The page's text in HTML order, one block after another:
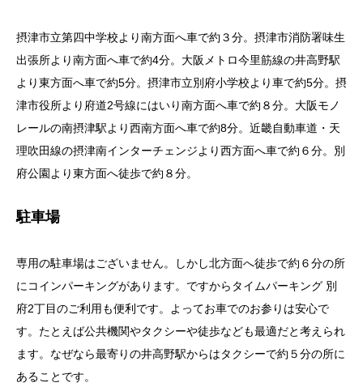
摂津市立第四中学校より南方面へ車で約３分。摂津市消防署味生
出張所より南方面へ車で約4分。大阪メトロ今里筋線の井高野駅
より東方面へ車で約5分。摂津市立別府小学校より車で約5分。摂
津市役所より府道2号線にはいり南方面へ車で約８分。大阪モノ
レールの南摂津駅より西南方面へ車で約8分。近畿自動車道・天
理吹田線の摂津南インターチェンジより西方面へ車で約６分。別
府公園より東方面へ徒歩で約８分。
駐車場
専用の駐車場はございません。しかし北方面へ徒歩で約６分の所
にコインパーキングがあります。ですからタイムパーキング 別
府2丁目のご利用も便利です。よってお車でのお参りは安心で
す。たとえば公共機関やタクシーや徒歩なども最適だと考えられ
ます。なぜなら最寄りの井高野駅からはタクシーで約５分の所に
あることです。